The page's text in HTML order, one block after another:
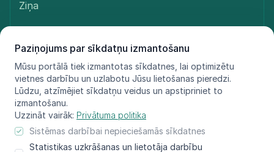
Paziņojums par sīkdatņu izmantošanu
Mūsu portālā tiek izmantotas sīkdatnes, lai optimizētu
vietnes darbību un uzlabotu Jūsu lietošanas pieredzi.
Lūdzu, atzīmējiet sīkdatņu veidus un apstipriniet to
izmantošanu.
Uzzināt vairāk: Privātuma politika
Sistēmas darbībai nepieciešamās sīkdatnes
Statistikas uzkrāšanas un lietotāja darbību
Sūtīt ziņu
© LIFE FOR SPECIES, 2021 - 2025
Informācija atspoguļo tikai projekta LIFE FOR SPECIES īstenotāju